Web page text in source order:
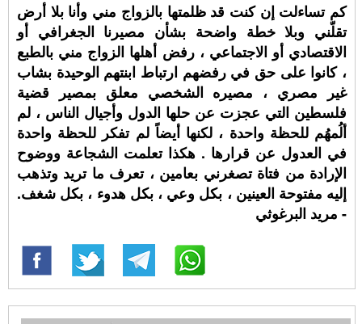
كم تساءلت إن كنت قد ظلمتها بالزواج مني وأنا بلا أرض
تقلّني وبلا خطة واضحة بشأن مصيرنا الجغرافي أو
الاقتصادي أو الاجتماعي ، رفض أهلها الزواج مني بالطبع
، كانوا على حق في رفضهم ارتباط ابنتهم الوحيدة بشاب
غير مصري ، مصيره الشخصي معلق بمصير قضية
فلسطين التي عجزت عن حلها الدول وأجيال الناس ، لم
ألُمهُم للحظة واحدة ، لكنها أيضاً لم تفكر للحظة واحدة
في العدول عن قرارها . هكذا تعلمت الشجاعة ووضوح
الإرادة من فتاة تصغرني بعامين ، تعرف ما تريد وتذهب
إليه مفتوحة العينين ، بكل وعي ، بكل هدوء ، بكل شغف.
- مريد البرغوثي